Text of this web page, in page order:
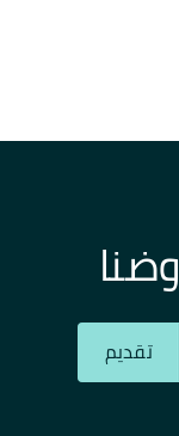
تقديم